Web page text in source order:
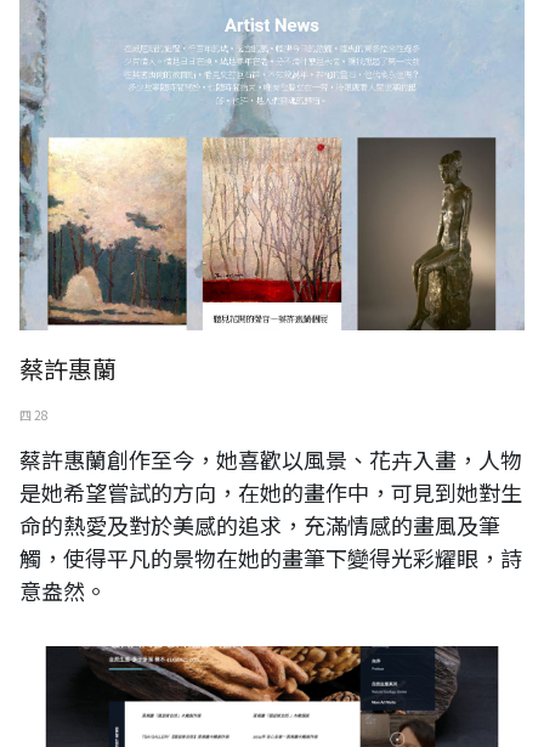
蔡許惠蘭
四 28
蔡許惠蘭創作至今，她喜歡以風景、花卉入畫，人物
是她希望嘗試的方向，在她的畫作中，可見到她對生
命的熱愛及對於美感的追求，充滿情感的畫風及筆
觸，使得平凡的景物在她的畫筆下變得光彩耀眼，詩
意盎然。